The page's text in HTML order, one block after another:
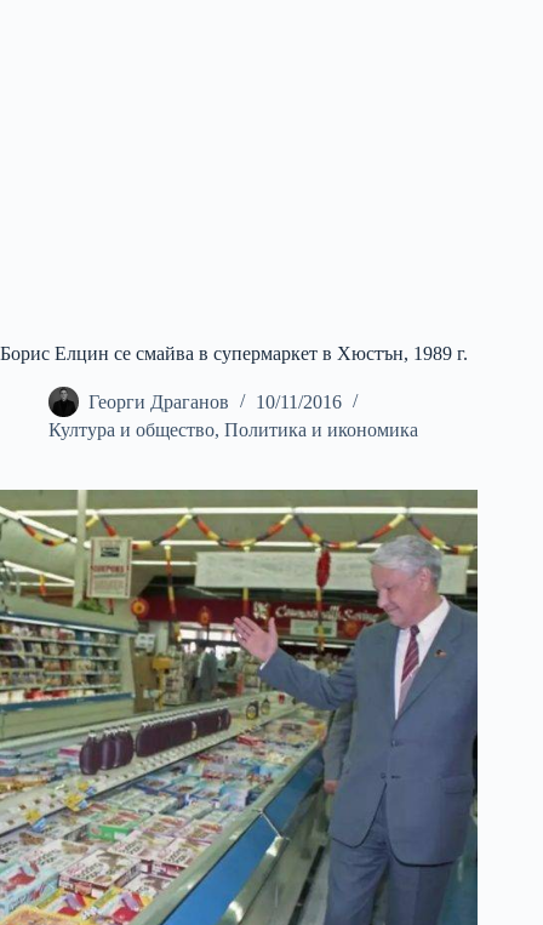
Борис Елцин се смайва в супермаркет в Хюстън, 1989 г.
Георги Драганов
10/11/2016
Култура и общество, Политика и икономика